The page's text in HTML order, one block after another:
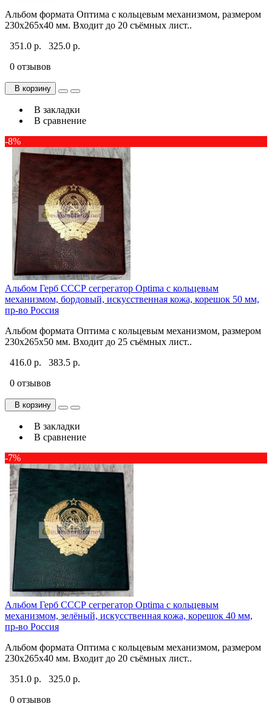
Альбом формата Оптима с кольцевым механизмом, размером
230х265х40 мм. Входит до 20 съёмных лист..
351.0 р.
325.0 р.
0 отзывов
В корзину
В закладки
В сравнение
-8%
Альбом Герб СССР сегрегатор Optima с кольцевым
механизмом, бордовый, искусственная кожа, корешок 50 мм,
пр-во Россия
Альбом формата Оптима с кольцевым механизмом, размером
230х265х50 мм. Входит до 25 съёмных лист..
416.0 р.
383.5 р.
0 отзывов
В корзину
В закладки
В сравнение
-7%
Альбом Герб СССР сегрегатор Optima с кольцевым
механизмом, зелёный, искусственная кожа, корешок 40 мм,
пр-во Россия
Альбом формата Оптима с кольцевым механизмом, размером
230х265х40 мм. Входит до 20 съёмных лист..
351.0 р.
325.0 р.
0 отзывов